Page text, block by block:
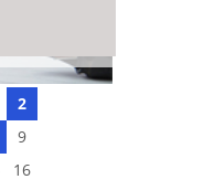
2
9
16